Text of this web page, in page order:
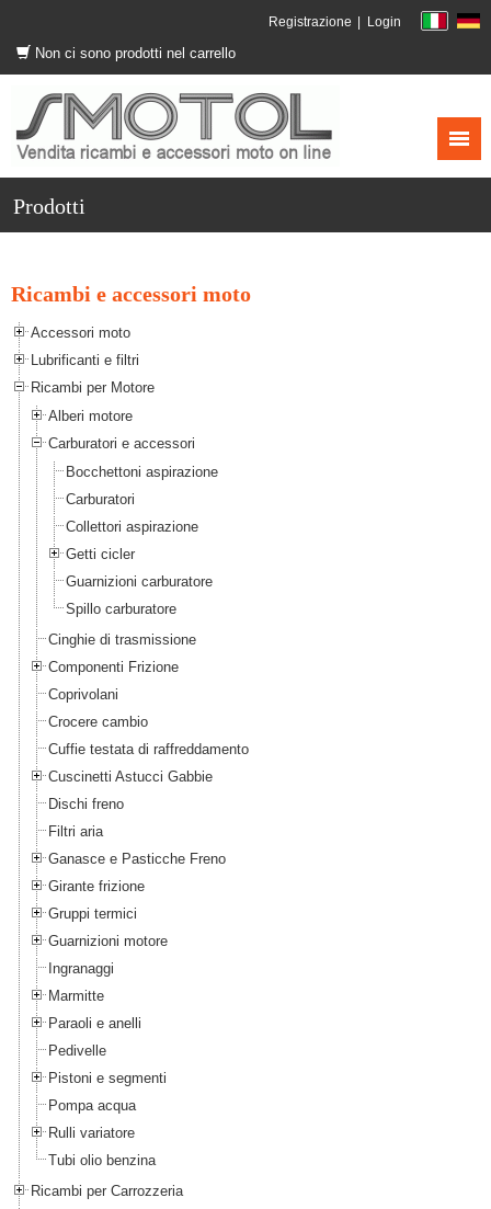
Registrazione Login
Non ci sono prodotti nel carrello
Prodotti
Ricambi e accessori moto
Accessori moto
Lubrificanti e filtri
Ricambi per Motore
Alberi motore
Carburatori e accessori
Bocchettoni aspirazione
Carburatori
Collettori aspirazione
Getti cicler
Guarnizioni carburatore
Spillo carburatore
Cinghie di trasmissione
Componenti Frizione
Coprivolani
Crocere cambio
Cuffie testata di raffreddamento
Cuscinetti Astucci Gabbie
Dischi freno
Filtri aria
Ganasce e Pasticche Freno
Girante frizione
Gruppi termici
Guarnizioni motore
Ingranaggi
Marmitte
Paraoli e anelli
Pedivelle
Pistoni e segmenti
Pompa acqua
Rulli variatore
Tubi olio benzina
Ricambi per Carrozzeria